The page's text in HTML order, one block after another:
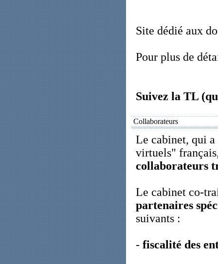
Site dédié aux
Pour plus de
Suivez la TL
Collaborateurs
Le cabinet, qui a
virtuels"
collaborateurs
Le cabinet co-
partenaires
suivants :
- fiscalité des